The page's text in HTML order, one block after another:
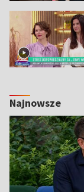
Najnowsze